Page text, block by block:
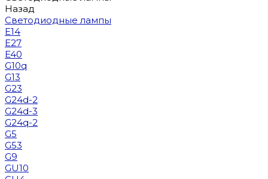
Назад
Светодиодные лампы
E14
E27
E40
G10q
G13
G23
G24d-2
G24d-3
G24q-2
G5
G53
G9
GU10